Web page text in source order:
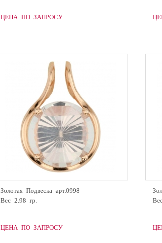
ЦЕНА ПО ЗАПРОСУ
Золотая Подвеска арт.0998
Вес 2.98 гр.
ЦЕНА ПО ЗАПРОСУ